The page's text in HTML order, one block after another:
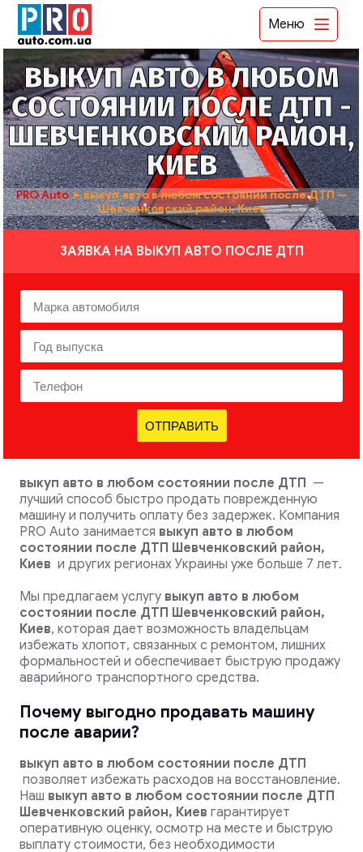
Меню
ВЫКУП АВТО В ЛЮБОМ
СОСТОЯНИИ ПОСЛЕ ДТП -
ШЕВЧЕНКОВСКИЙ РАЙОН,
КИЕВ
PRO Auto➤выкуп авто в любом состоянии после ДТП —
Шевченковский район, Киев
ЗАЯВКА НА ВЫКУП АВТО ПОСЛЕ ДТП
ОТПРАВИТЬ
выкуп авто в любом состоянии после ДТП —
лучший способ быстро продать поврежденную
машину и получить оплату без задержек. Компания
PRO Auto занимается выкуп авто в любом
состоянии после ДТП Шевченковский район,
Киев и других регионах Украины уже больше 7 лет.
Мы предлагаем услугу выкуп авто в любом
состоянии после ДТП Шевченковский район,
Киев, которая дает возможность владельцам
избежать хлопот, связанных с ремонтом, лишних
формальностей и обеспечивает быструю продажу
аварийного транспортного средства.
Почему выгодно продавать машину
после аварии?
выкуп авто в любом состоянии после ДТП
позволяет избежать расходов на восстановление.
Наш выкуп авто в любом состоянии после ДТП
Шевченковский район, Киев гарантирует
оперативную оценку, осмотр на месте и быструю
выплату стоимости, без необходимости